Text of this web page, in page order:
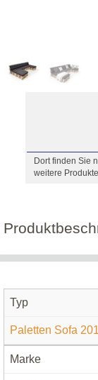
Dort finden Sie
weitere
Typ
Paletten Sofa
Marke